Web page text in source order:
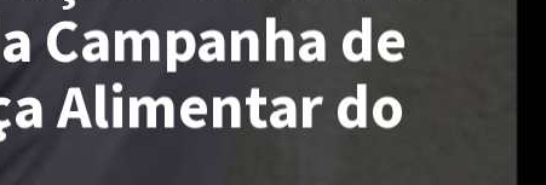
Campanha de
Alimentar do